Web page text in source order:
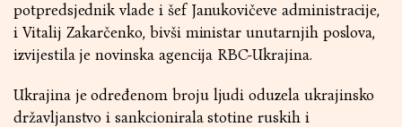
potpredsjednik vlade i šef Janukovičeve administracije,
i Vitalij Zakarčenko, bivši ministar unutarnjih poslova,
izvijestila je novinska agencija RBC-Ukrajina.
Ukrajina je određenom broju ljudi oduzela ukrajinsko
državljanstvo i sankcionirala stotine ruskih i